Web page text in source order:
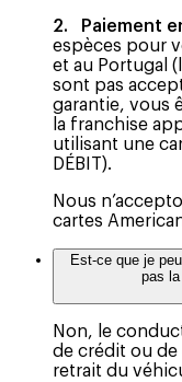
2. Paiement
espèces pour
et au Portugal
sont pas
garantie, vous
la franchise
utilisant une
DÉBIT).
Nous
cartes
Est-ce que je
pas
Non, le
de crédit ou de
retrait du